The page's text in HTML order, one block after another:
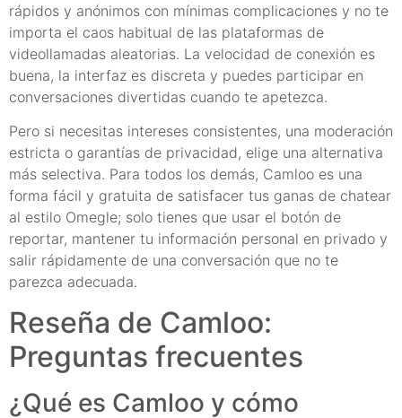
rápidos y anónimos con mínimas complicaciones y no te
importa el caos habitual de las plataformas de
videollamadas aleatorias. La velocidad de conexión es
buena, la interfaz es discreta y puedes participar en
conversaciones divertidas cuando te apetezca.
Pero si necesitas intereses consistentes, una moderación
estricta o garantías de privacidad, elige una alternativa
más selectiva. Para todos los demás, Camloo es una
forma fácil y gratuita de satisfacer tus ganas de chatear
al estilo Omegle; solo tienes que usar el botón de
reportar, mantener tu información personal en privado y
salir rápidamente de una conversación que no te
parezca adecuada.
Reseña de Camloo:
Preguntas frecuentes
¿Qué es Camloo y cómo